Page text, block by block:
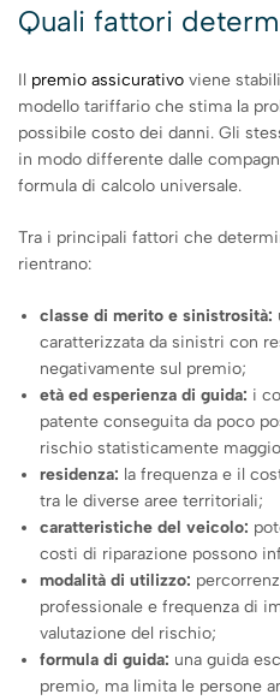
Quali fattori
Il premio assicurativo viene
modello tariffario che stima la
possibile costo dei danni. Gli
in modo differente dalle
formula di calcolo universale.
Tra i principali fattori che
rientrano:
classe di merito e sinistrosità:
caratterizzata da sinistri con
negativamente sul premio;
età ed esperienza di guida: i
patente conseguita da poco
rischio statisticamente
residenza: la frequenza e il
tra le diverse aree territoriali;
caratteristiche del veicolo:
costi di riparazione possono
modalità di utilizzo:
professionale e frequenza di
valutazione del rischio;
formula di guida: una guida
premio, ma limita le persone